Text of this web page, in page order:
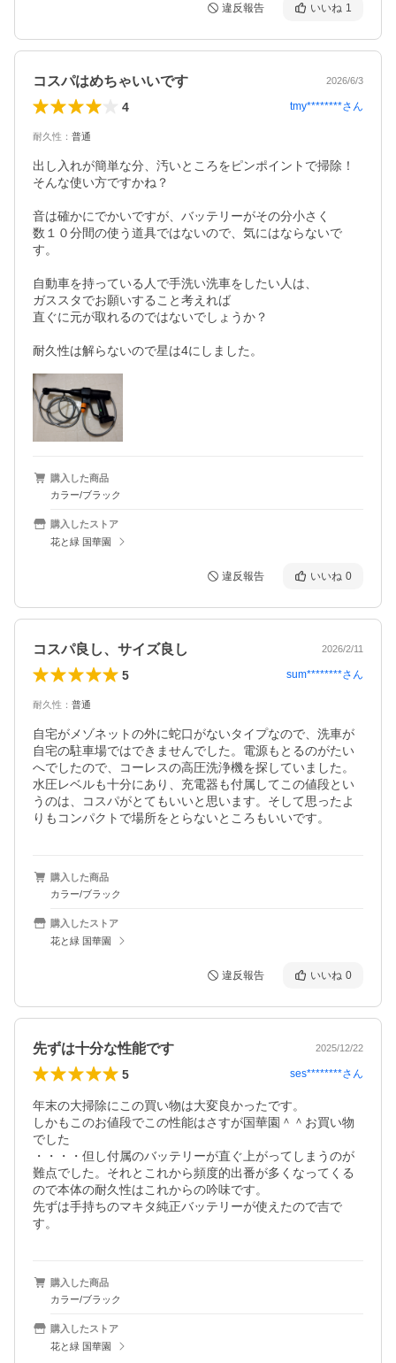
違反報告 いいね 1
コスパはめちゃいいです 2026/6/3
4 tmy********さん
耐久性 ： 普通
出し入れが簡単な分、汚いところをピンポイントで掃除！
そんな使い方ですかね？
音は確かにでかいですが、バッテリーがその分小さく
数１０分間の使う道具ではないので、気にはならないで
す。
自動車を持っている人で手洗い洗車をしたい人は、
ガススタでお願いすること考えれば
直ぐに元が取れるのではないでしょうか？
耐久性は解らないので星は4にしました。
購入した商品
カラー/ブラック
購入したストア
花と緑 国華園
違反報告 いいね 0
コスパ良し、サイズ良し 2026/2/11
5 sum********さん
耐久性 ： 普通
自宅がメゾネットの外に蛇口がないタイプなので、洗車が
自宅の駐車場ではできませんでした。電源もとるのがたい
へでしたので、コーレスの高圧洗浄機を探していました。
水圧レベルも十分にあり、充電器も付属してこの値段とい
うのは、コスパがとてもいいと思います。そして思ったよ
りもコンパクトで場所をとらないところもいいです。
購入した商品
カラー/ブラック
購入したストア
花と緑 国華園
違反報告 いいね 0
先ずは十分な性能です 2025/12/22
5 ses********さん
年末の大掃除にこの買い物は大変良かったです。
しかもこのお値段でこの性能はさすが国華園＾＾お買い物
でした
・・・・但し付属のバッテリーが直ぐ上がってしまうのが
難点でした。それとこれから頻度的出番が多くなってくる
ので本体の耐久性はこれからの吟味です。
先ずは手持ちのマキタ純正バッテリーが使えたので吉で
す。
購入した商品
カラー/ブラック
購入したストア
花と緑 国華園